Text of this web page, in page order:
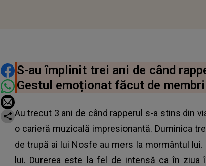
DISTRIBUIE ARTICOLUL
S-au împlinit trei ani de când
Gestul emoționat făcut de
Au trecut 3 ani de când rapperul s-a stins din
o carieră muzicală impresionantă. Duminica
de trupă ai lui Nosfe au mers la mormântul
lui. Durerea este la fel de intensă ca în ziua